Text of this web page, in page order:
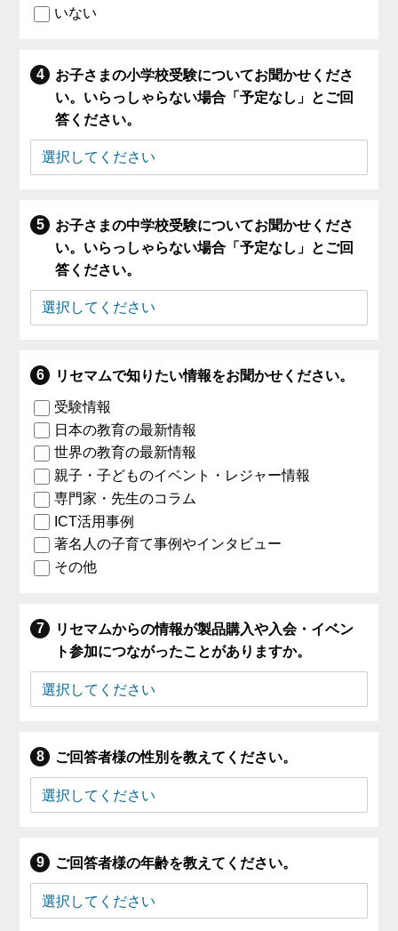
いない
お子さまの小学校受験についてお聞かせくださ
い。いらっしゃらない場合「予定なし」とご回
答ください。
お子さまの中学校受験についてお聞かせくださ
い。いらっしゃらない場合「予定なし」とご回
答ください。
リセマムで知りたい情報をお聞かせください。
受験情報
日本の教育の最新情報
世界の教育の最新情報
親子・子どものイベント・レジャー情報
専門家・先生のコラム
ICT活用事例
著名人の子育て事例やインタビュー
その他
リセマムからの情報が製品購入や入会・イベン
ト参加につながったことがありますか。
ご回答者様の性別を教えてください。
ご回答者様の年齢を教えてください。